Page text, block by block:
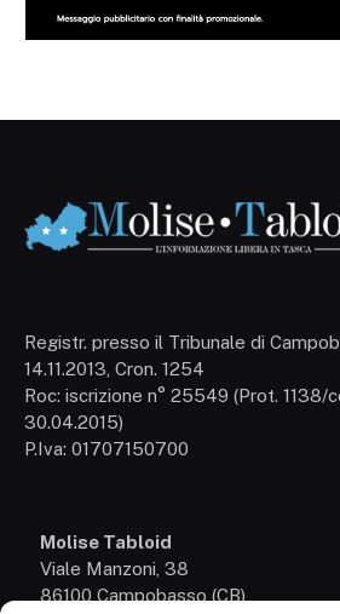
Registr. presso il Tribunale di
14.11.2013, Cron. 1254
Roc: iscrizione n° 25549 (Prot. 1138/
30.04.2015)
P.Iva: 01707150700
Molise Tabloid
Viale Manzoni, 38
86100 Campobasso (CB)